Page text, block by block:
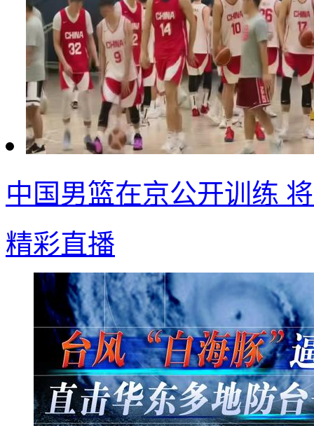
中国男篮在京公开训练
精彩直播